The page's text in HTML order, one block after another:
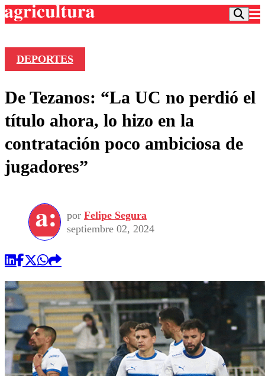
Frecuencias
Agricultura TV
Deportes
Colo Colo
Motor
Torneo Internacional
Torneo Nacional
Entretención
Noticias
Internacional
Nacional
Vida Social
Programas
Comercial
DEPORTES
De Tezanos: “La UC no perdió el
título ahora, lo hizo en la
contratación poco ambiciosa de
jugadores”
por Felipe Segura
septiembre 02, 2024